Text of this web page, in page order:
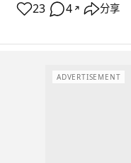
23 4 ↗ 分享
ADVERTISEMENT